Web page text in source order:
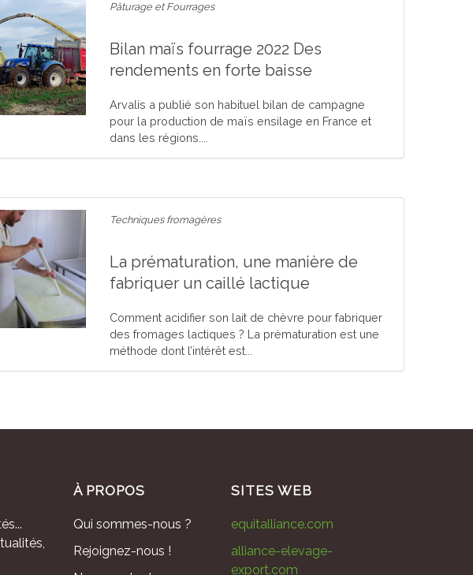
Pâturage et Fourrages
Bilan maïs fourrage 2022 Des
rendements en forte baisse
Arvalis a publié son habituel bilan de campagne
pour la production de maïs ensilage en France et
dans les régions....
Techniques fromagères
La prématuration, une manière de
fabriquer un caillé lactique
Comment acidifier son lait de chèvre pour fabriquer
des fromages lactiques ? La prématuration est une
méthode dont l’intérêt est...
À PROPOS
Qui sommes-nous ?
Rejoignez-nous !
SITES WEB
equitalliance.com
alliance-elevage-
export.com